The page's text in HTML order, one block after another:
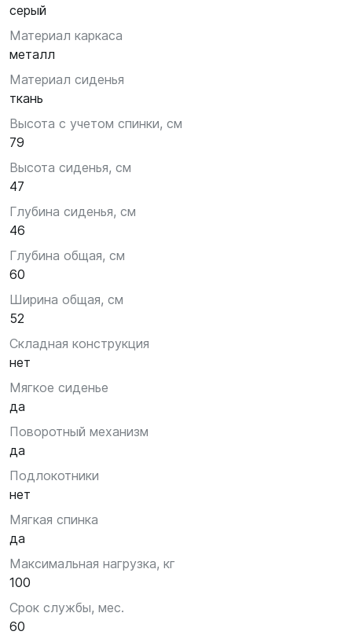
серый
Материал каркаса
металл
Материал сиденья
ткань
Высота с учетом спинки, см
79
Высота сиденья, см
47
Глубина сиденья, см
46
Глубина общая, см
60
Ширина общая, см
52
Складная конструкция
нет
Мягкое сиденье
да
Поворотный механизм
да
Подлокотники
нет
Мягкая спинка
да
Максимальная нагрузка, кг
100
Срок службы, мес.
60